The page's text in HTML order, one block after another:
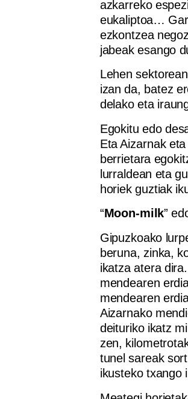
azkarreko
eukaliptoa…
ezkontzea
jabeak esango
Lehen
izan da, batez
delako eta
Egokitu edo
Eta Aizarnak
berrietara
lurraldean eta
horiek guztiak
“Moon-milk”
Gipuzkoako
beruna, zinka,
ikatza atera
mendearen
mendearen
Aizarnako
deituriko ikatz
zen,
tunel sareak
ikusteko txango